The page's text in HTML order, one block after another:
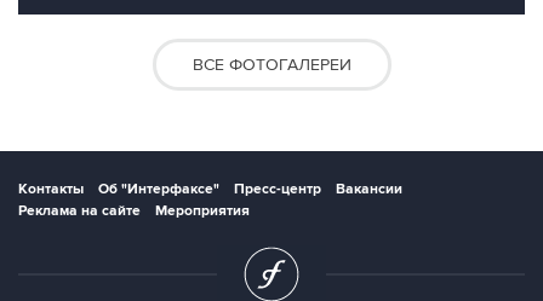
ВСЕ ФОТОГАЛЕРЕИ
Контакты Об "Интерфаксе" Пресс-центр
Вакансии
Реклама на сайте
Мероприятия